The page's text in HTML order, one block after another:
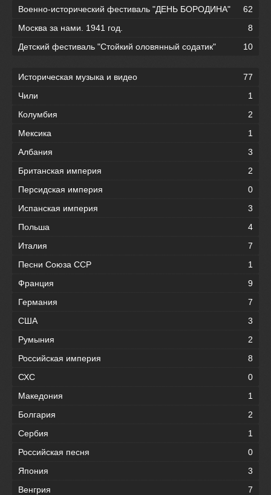
Военно-исторический фестиваль "ДЕНЬ БОРОДИНА"
62
Москва за нами. 1941 год.
8
Детский фестиваль "Стойкий оловянный содатик"
10
Историческая музыка и видео
77
Чили
1
Колумбия
2
Мексика
1
Албания
3
Британская империя
2
Персидская империя
0
Испанская империя
3
Польша
4
Италия
7
Песни Союза ССР
1
Франция
9
Германия
7
США
3
Румыния
2
Российская империя
8
СХС
0
Македония
1
Болгария
2
Сербия
1
Российская песня
0
Япония
3
Венгрия
7